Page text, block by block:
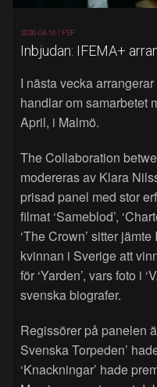
2026-04-16 | FSF
Inbjudan: IFEMA+
I nästa vecka
handlar om samarbetet
April, i Malmö.
The Collaboration
modereras av Klara
prisad panel med stor
filmat ‘Sameblod’,
‘The Crown’ sitter
kvinnan i Sverige att
för ‘Yarden’, vars foto i
svenska biografer.
Regissörer på panelen
Svenska Torpeden’
‘Knackningar’ hade